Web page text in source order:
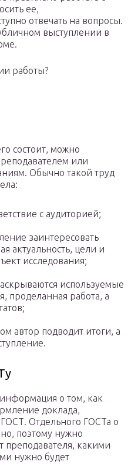
ее,
отвечать на вопросы.
выступлении в
работы?
состоит, можно
или
Обычно такой труд
с аудиторией;
заинтересовать
актуальность, цели и
исследования;
используемые
проделанная работа, а
автор подводит итоги, а
о том, как
доклада,
Отдельного ГОСТа о
поэтому нужно
преподавателя, какими
нужно будет